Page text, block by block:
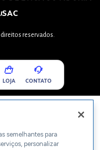
SAC
reservados.
LOJA CONTATO
semelhantes para
personalizar